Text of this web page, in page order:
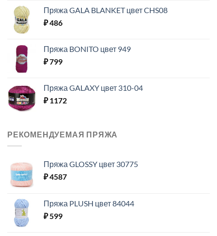
Пряжа GALA BLANKET цвет CHS08
₽486
Пряжа BONITO цвет 949
₽799
Пряжа GALAXY цвет 310-04
₽1172
РЕКОМЕНДУЕМАЯ ПРЯЖА
Пряжа GLOSSY цвет 30775
₽4587
Пряжа PLUSH цвет 84044
₽599